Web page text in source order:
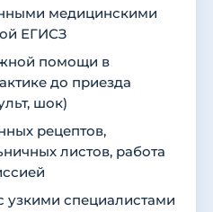
медицинскими
ЕГИСЗ
помощи в
до приезда
шок)
рецептов,
листов, работа
узкими специалистами